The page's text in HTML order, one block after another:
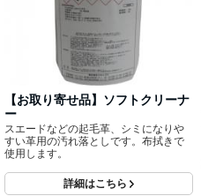
【お取り寄せ品】ソフトクリーナ
ー
スエードなどの起毛革、シミになりや
すい革用の汚れ落としです。布拭きで
使用します。
詳細はこちら